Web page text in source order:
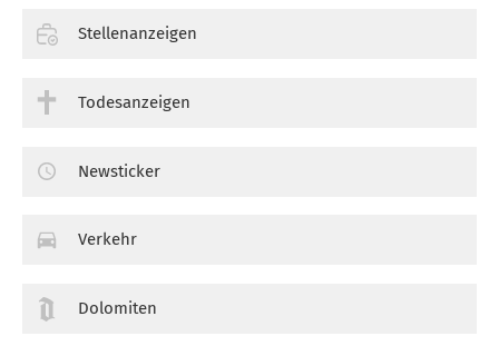
Stellenanzeigen
Todesanzeigen
Newsticker
Verkehr
Dolomiten